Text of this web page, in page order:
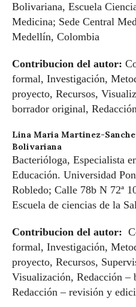
Bolivariana, Escuela
Medicina; Sede Central
Medellín, Colombia
Contribucion del autor:
formal, Investigación,
proyecto, Recursos,
borrador original,
Lina Maria Martinez-
Bolivariana
Bacterióloga, Especialista
Educación. Universidad
Robledo; Calle 78b N 72ª
Escuela de ciencias de la
Contribucion del autor:
formal, Investigación,
proyecto, Recursos,
Visualización, Redacción –
Redacción – revisión y